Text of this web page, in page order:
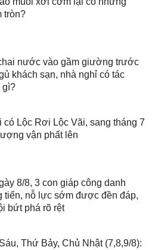
tròn?
nước vào gầm giường trước
khách sạn, nhà nghỉ có tác
gì?
có Lộc Rơi Lộc Vãi, sang tháng 7
vận phất lên
8/8, 3 con giáp công danh
tiến, nỗ lực sớm được đền đáp,
bứt phá rõ rệt
Thứ Bảy, Chủ Nhật (7,8,9/8):